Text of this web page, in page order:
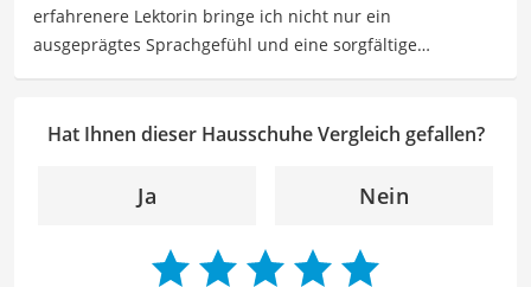
erfahrenere Lektorin bringe ich nicht nur ein
ausgeprägtes Sprachgefühl und eine sorgfältige
kann ich dazu beitragen, Texte inhaltlich präzise, gut
Mein Ziel ist es, unsere Inhalte auf ihre inhaltliche
Kohärenz, logische Schlüssigkeit und stilistische Qualität
meinem Hintergrund im Bereich Sport und meiner Liebe
Hat Ihnen dieser Hausschuhe Vergleich gefallen?
Ja Nein